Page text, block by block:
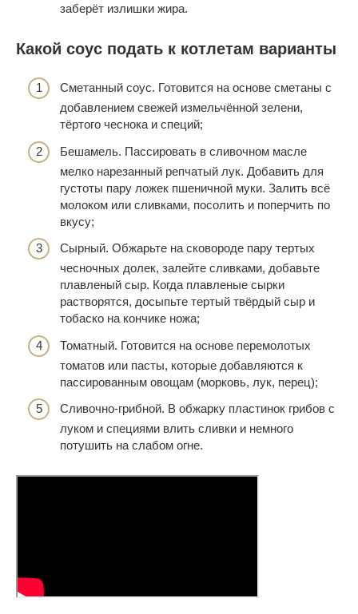
заберёт излишки жира.
Какой соус подать к котлетам варианты
Сметанный соус. Готовится на основе сметаны с
добавлением свежей измельчённой зелени,
тёртого чеснока и специй;
Бешамель. Пассировать в сливочном масле
мелко нарезанный репчатый лук. Добавить для
густоты пару ложек пшеничной муки. Залить всё
молоком или сливками, посолить и поперчить по
вкусу;
Сырный. Обжарьте на сковороде пару тертых
чесночных долек, залейте сливками, добавьте
плавленый сыр. Когда плавленые сырки
растворятся, досыпьте тертый твёрдый сыр и
тобаско на кончике ножа;
Томатный. Готовится на основе перемолотых
томатов или пасты, которые добавляются к
пассированным овощам (морковь, лук, перец);
Сливочно-грибной. В обжарку пластинок грибов с
луком и специями влить сливки и немного
потушить на слабом огне.